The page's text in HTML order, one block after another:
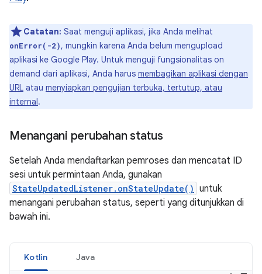
Catatan: Saat menguji aplikasi, jika Anda melihat
onError(-2), mungkin karena Anda belum mengupload
aplikasi ke Google Play. Untuk menguji fungsionalitas on
demand dari aplikasi, Anda harus membagikan aplikasi dengan
URL atau menyiapkan pengujian terbuka, tertutup, atau
internal.
Menangani perubahan status
Setelah Anda mendaftarkan pemroses dan mencatat ID
sesi untuk permintaan Anda, gunakan
StateUpdatedListener.onStateUpdate() untuk
menangani perubahan status, seperti yang ditunjukkan di
bawah ini.
Kotlin Java